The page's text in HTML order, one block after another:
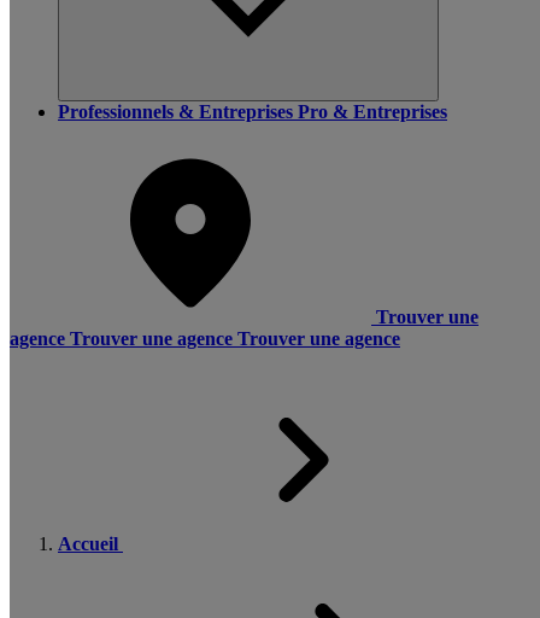
Professionnels & Entreprises Pro & Entreprises
Trouver une
agence Trouver une agence Trouver une agence
Accueil